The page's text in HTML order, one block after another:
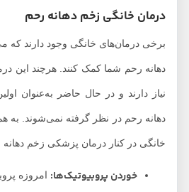
درمان خانگی زخم دهانه رحم
برخی درمان‌های خانگی وجود دارند که
دهانه رحم شما کمک کنند. هرچند این
نیاز دارند و در حال حاضر به‌عنوان اولین
دهانه رحم در نظر گرفته نمی‌شوند. به همین
خانگی در کنار درمان پزشکی زخم دهانه رحم
خوردن پروبیوتیک‌ها:امروزه